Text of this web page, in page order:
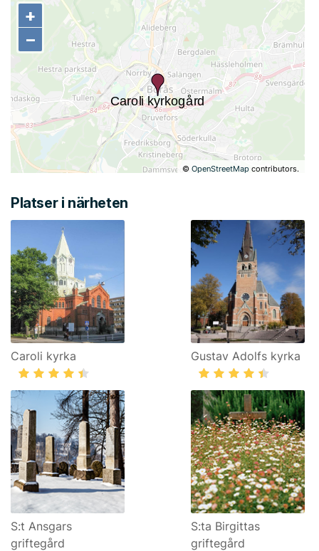
+
−
©OpenStreetMap contributors.
+
−
Platser i närheten
Caroli kyrka Gustav Adolfs kyrka
S:t Ansgars
griftegård
S:ta Birgittas
griftegård